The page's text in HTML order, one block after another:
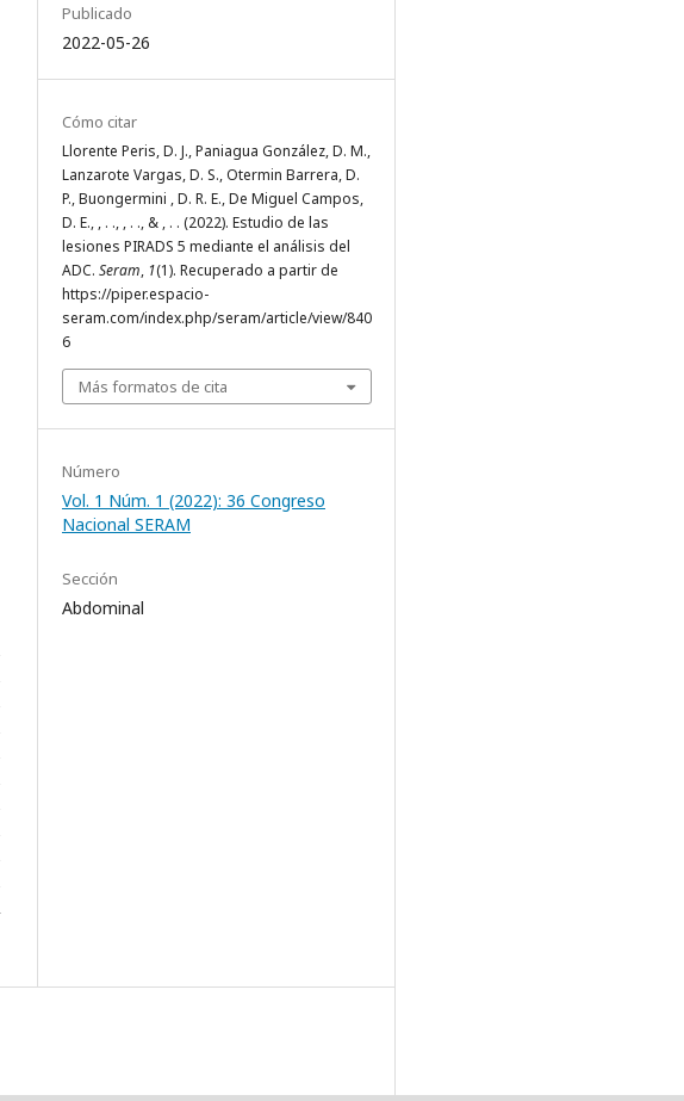
Publicado
2022-05-26
Cómo citar
Llorente Peris, D. J., Paniagua González, D. M.,
Lanzarote Vargas, D. S., Otermin Barrera, D.
P., Buongermini , D. R. E., De Miguel Campos,
D. E., , . ., , . ., & , . . (2022). Estudio de las
lesiones PIRADS 5 mediante el análisis del
ADC. Seram, 1(1). Recuperado a partir de
https://piper.espacio-
seram.com/index.php/seram/article/view/840
6
Más formatos de cita
Número
Vol. 1 Núm. 1 (2022): 36 Congreso
Nacional SERAM
Sección
Abdominal